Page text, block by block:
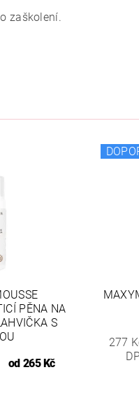
zaškolení.
PĚNA NA
S
od 265 Kč
277